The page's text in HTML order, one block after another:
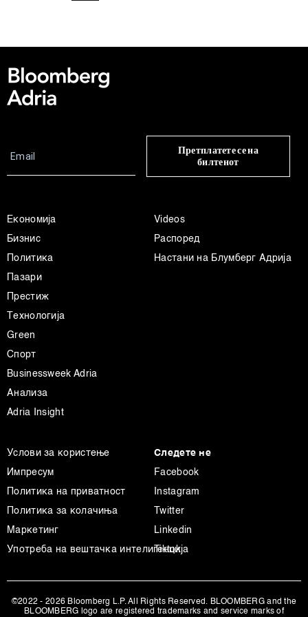
деталите“. Согласноста можете во кој било момент да
ја повлечете без негативни последици.
Претплатете се на
билтенот
Економија
Бизнис
Политика
Пазари
Престиж
Технологија
Green
Спорт
Businessweek Adria
Анализа
Adria Insight
Videos
Распоред
Настани на Блумберг Адрија
Услови за користење
Импресум
Политика на приватност
Политика за колачиња
Маркетинг
Употреба на вештачка интелигенција
Следете не
Facebook
Instagram
Twitter
Linkedin
Tiktok
©2022 - 2026 Bloomberg L.P. All Rights Reserved. BLOOMBERG and the
BLOOMBERG logo are registered trademarks and service marks of